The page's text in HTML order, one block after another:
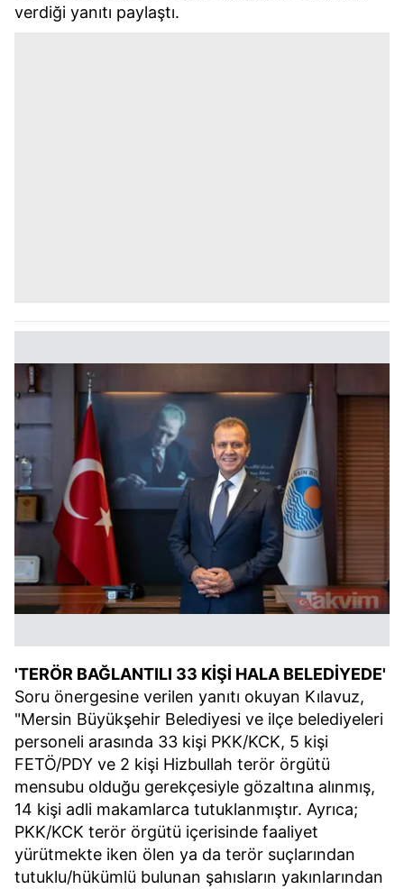
verdiği yanıtı paylaştı.
'TERÖR BAĞLANTILI 33 KİŞİ HALA BELEDİYEDE'
Soru önergesine verilen yanıtı okuyan Kılavuz,
"Mersin Büyükşehir Belediyesi ve ilçe belediyeleri
personeli arasında 33 kişi PKK/KCK, 5 kişi
FETÖ/PDY ve 2 kişi Hizbullah terör örgütü
mensubu olduğu gerekçesiyle gözaltına alınmış,
14 kişi adli makamlarca tutuklanmıştır. Ayrıca;
PKK/KCK terör örgütü içerisinde faaliyet
yürütmekte iken ölen ya da terör suçlarından
tutuklu/hükümlü bulunan şahısların yakınlarından